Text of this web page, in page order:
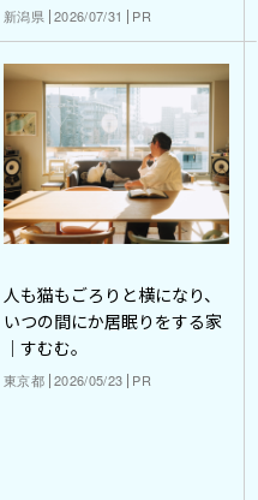
新潟県 2026/07/31 PR
人も猫もごろりと横になり、
いつの間にか居眠りをする家
｜すむむ。
東京都 2026/05/23 PR